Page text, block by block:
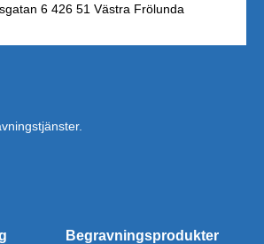
6 426 51 Västra Frölunda
Begravningsprodukter